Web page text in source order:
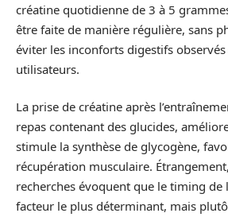
créatine quotidienne de 3 à 5
être faite de manière régulière, sans
éviter les inconforts digestifs observés
utilisateurs.
La prise de créatine après
repas contenant des glucides,
stimule la synthèse de glycogène,
récupération musculaire.
recherches évoquent que le timing de
facteur le plus déterminant, mais